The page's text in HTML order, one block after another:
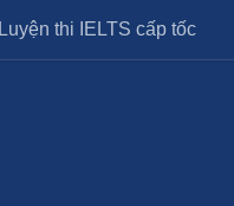
Luyện thi IELTS cấp tốc